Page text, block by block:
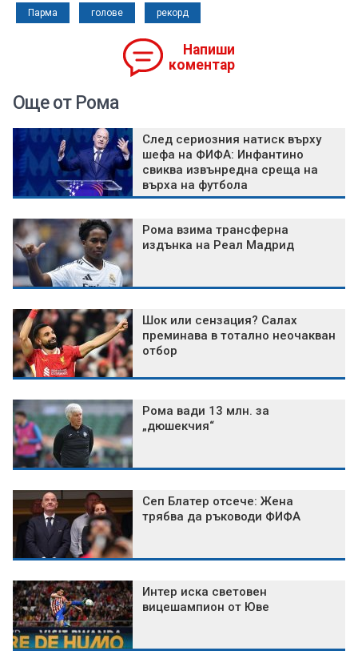
Парма голове рекорд
Напиши
коментар
Още от Рома
След сериозния натиск върху
шефа на ФИФА: Инфантино
свиква извънредна среща на
върха на футбола
Рома взима трансферна
издънка на Реал Мадрид
Шок или сензация? Салах
преминава в тотално неочакван
отбор
Рома вади 13 млн. за
„дюшекчия“
Сеп Блатер отсече: Жена
трябва да ръководи ФИФА
Интер иска световен
вицешампион от Юве